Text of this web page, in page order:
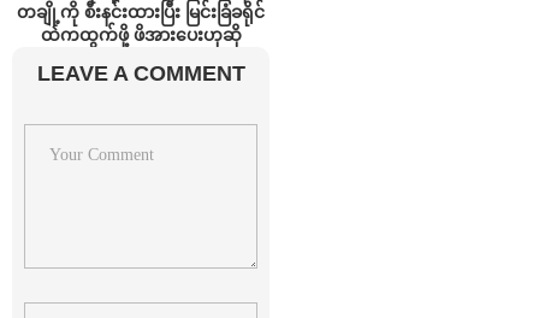
တချို့ကို စီးနင်းထားပြီး မြင်းခြံခရိုင်
ထဲကထွက်ဖို့ ဖိအားပေးဟုဆို
LEAVE A COMMENT